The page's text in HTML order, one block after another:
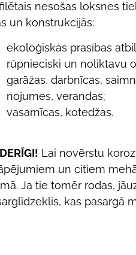
nesošas loksnes
un konstrukcijās:
ekoloģiskās prasības
rūpnieciski un noliktavu
garāžas, darbnīcas,
nojumes, verandas;
vasarnīcas, kotedžas.
Lai novērstu
un citiem
Ja tie tomēr rodas,
kas pasargā